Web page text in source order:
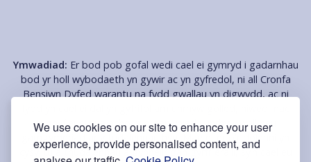
We use cookies on our site to enhance your user
experience, provide personalised content, and
Ymwadiad: Er bod pob gofal wedi cael ei gymryd i gadarnhau
bod yr holl wybodaeth yn gywir ac yn gyfredol, ni all Cronfa
Bensiwn Dyfed warantu na fydd gwallau yn digwydd, ac ni
anghyfleustra a achosir o ganlyniad i unrhyw wall neu
gamgymeriad ar y tudalennau hyn. Mae nifer o'r dolenni yn
cysylltu â thudalennau â gynhelir gan gyrff eraill, sy’n cael eu